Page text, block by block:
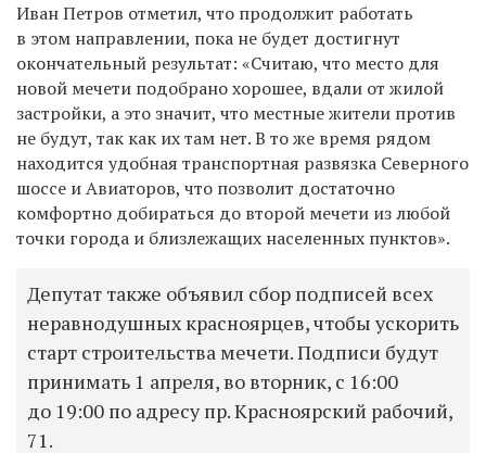
Иван Петров отметил, что продолжит работать
в этом направлении, пока не будет достигнут
окончательный результат: «Считаю, что место для
новой мечети подобрано хорошее, вдали от жилой
застройки, а это значит, что местные жители против
не будут, так как их там нет. В то же время рядом
находится удобная транспортная развязка Северного
шоссе и Авиаторов, что позволит достаточно
комфортно добираться до второй мечети из любой
точки города и близлежащих населенных пунктов».
Депутат также объявил сбор подписей всех
неравнодушных красноярцев, чтобы ускорить
старт строительства мечети. Подписи будут
принимать 1 апреля, во вторник, с 16:00
до 19:00 по адресу пр. Красноярский рабочий,
71.